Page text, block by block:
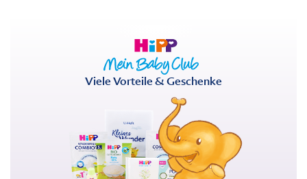
Viele Vorteile & Geschenke